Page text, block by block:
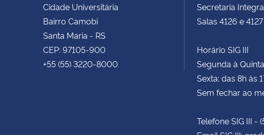
Cidade Universitária
Bairro Camobi
Santa Maria - RS
CEP: 97105-900
+55 (55) 3220-8000
Secretaria
Salas 4126 e 4127
Horário SIG III
Segunda à
Sexta: das 8h às
Sem fechar ao
Telefone SIG III -